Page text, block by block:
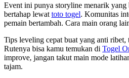
Event ini punya storyline menarik yang
bertahap lewat toto togel. Komunitas
pemain bertambah. Cara main orang
Tips leveling cepat buat yang anti
Rutenya bisa kamu temukan di Togel
improve, jangan takut main mode
tajam.